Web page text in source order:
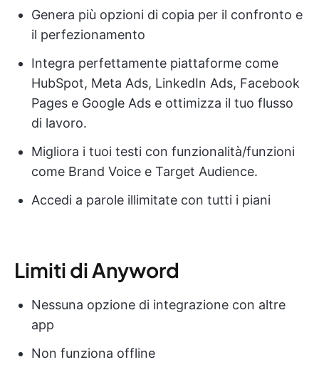
Genera più opzioni di copia per il confronto e
il perfezionamento
Integra perfettamente piattaforme come
HubSpot, Meta Ads, LinkedIn Ads, Facebook
Pages e Google Ads e ottimizza il tuo flusso
di lavoro.
Migliora i tuoi testi con funzionalità/funzioni
come Brand Voice e Target Audience.
Accedi a parole illimitate con tutti i piani
Limiti di Anyword
Nessuna opzione di integrazione con altre
app
Non funziona offline